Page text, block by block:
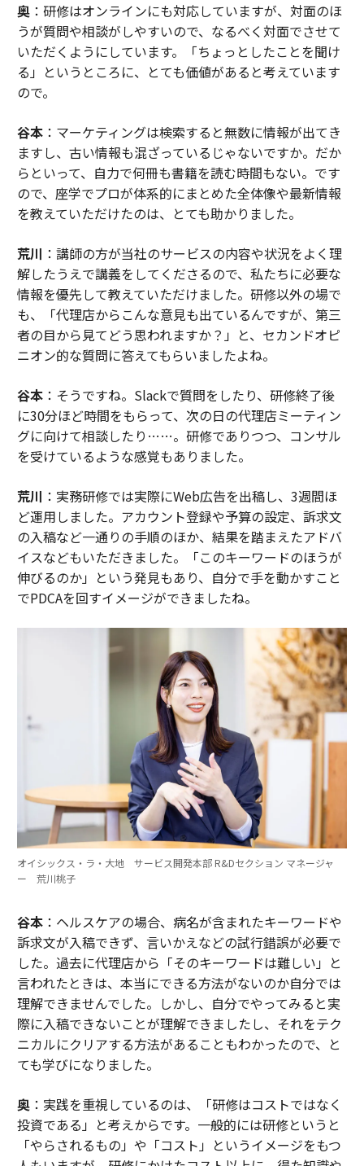
奥：研修はオンラインにも対応していますが、対面のほ
うが質問や相談がしやすいので、なるべく対面でさせて
いただくようにしています。「ちょっとしたことを聞け
る」というところに、とても価値があると考えています
ので。
谷本：マーケティングは検索すると無数に情報が出てき
ますし、古い情報も混ざっているじゃないですか。だか
らといって、自力で何冊も書籍を読む時間もない。です
ので、座学でプロが体系的にまとめた全体像や最新情報
を教えていただけたのは、とても助かりました。
荒川 ：講師の方が当社のサービスの内容や状況をよく理
解したうえで講義をしてくださるので、私たちに必要な
情報を優先して教えていただけました。研修以外の場で
も、「代理店からこんな意見も出ているんですが、第三
者の目から見てどう思われますか？」と、セカンドオピ
ニオン的な質問に答えてもらいましたよね。
谷本：そうですね。Slackで質問をしたり、研修終了後
に30分ほど時間をもらって、次の日の代理店ミーティン
グに向けて相談したり……。研修でありつつ、コンサル
を受けているような感覚もありました。
荒川 ：実務研修では実際にWeb広告を出稿し、3週間ほ
ど運用しました。アカウント登録や予算の設定、訴求文
の入稿など一通りの手順のほか、結果を踏まえたアドバ
イスなどもいただきました。「このキーワードのほうが
伸びるのか」という発見もあり、自分で手を動かすこと
でPDCAを回すイメージができましたね。
オイシックス・ラ・大地 サービス開発本部 R&Dセクション マネージャ
ー 荒川桃子
谷本：ヘルスケアの場合、病名が含まれたキーワードや
訴求文が入稿できず、言いかえなどの試行錯誤が必要で
した。過去に代理店から「そのキーワードは難しい」と
言われたときは、本当にできる方法がないのか自分では
理解できませんでした。しかし、自分でやってみると実
際に入稿できないことが理解できましたし、それをテク
ニカルにクリアする方法があることもわかったので、と
ても学びになりました。
奥：実践を重視しているのは、「研修はコストではなく
投資である」と考えからです。一般的には研修というと
「やらされるもの」や「コスト」というイメージをもつ